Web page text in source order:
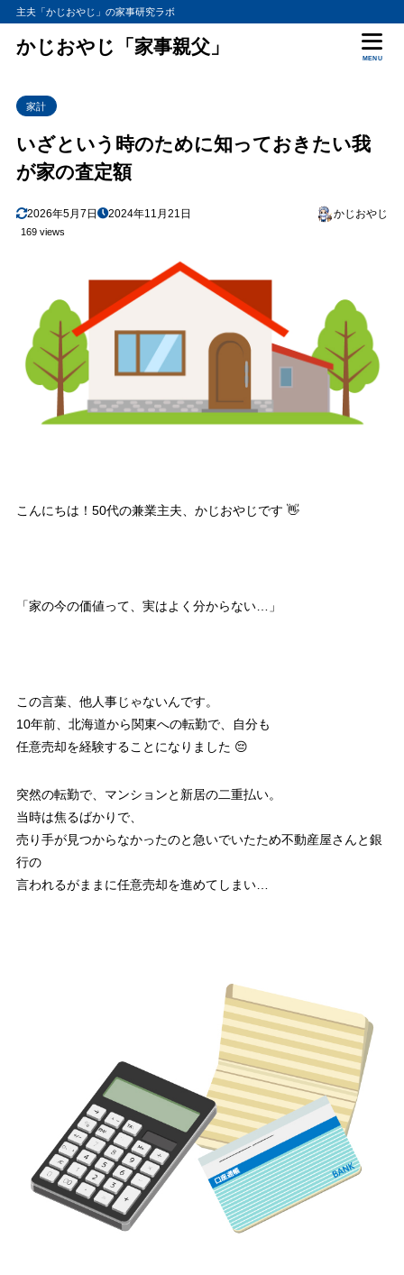
主夫「かじおやじ」の家事研究ラボ
かじおやじ「家事親父」
MENU
家計
いざという時のために知っておきたい我
が家の査定額
2026年5月7日 2024年11月21日 かじおやじ
169 views
こんにちは！50代の兼業主夫、かじおやじです 👋
「家の今の価値って、実はよく分からない…」
この言葉、他人事じゃないんです。
10年前、北海道から関東への転勤で、自分も
任意売却を経験することになりました 😔
突然の転勤で、マンションと新居の二重払い。
当時は焦るばかりで、
売り手が見つからなかったのと急いでいたため不動産屋さんと銀
行の
言われるがままに任意売却を進めてしまい…